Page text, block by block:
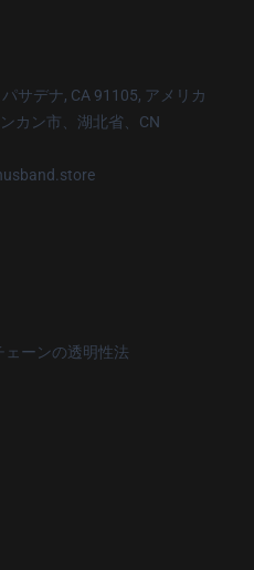
サデナ, CA 91105, アメリカ
カン市、湖北省、CN
ェーンの透明性法